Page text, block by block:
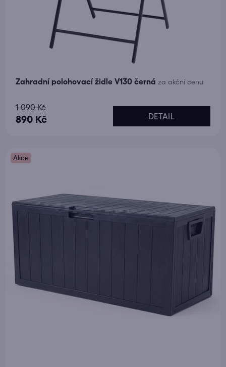
Zahradní polohovací židle V130 černá za akční cenu
Průměrné
hodnocení
5,0
hvězdiček.
890 Kč
1 090 Kč
DETAIL
Akce